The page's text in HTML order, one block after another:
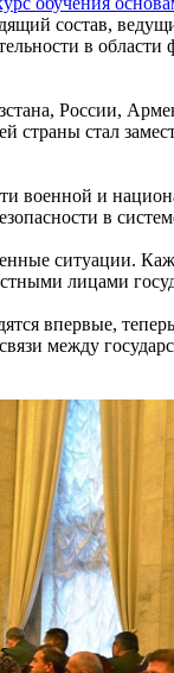
состав,
в
России,
стал
военной и
в
ситуации.
лицами
впервые,
между